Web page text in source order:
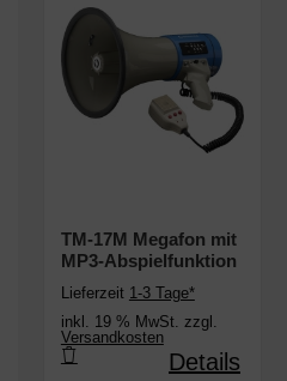
TM-17M Megafon mit
MP3-Abspielfunktion
Lieferzeit 1-3 Tage*
inkl. 19 % MwSt. zzgl.
Versandkosten
Megafon mit MP3-
Details